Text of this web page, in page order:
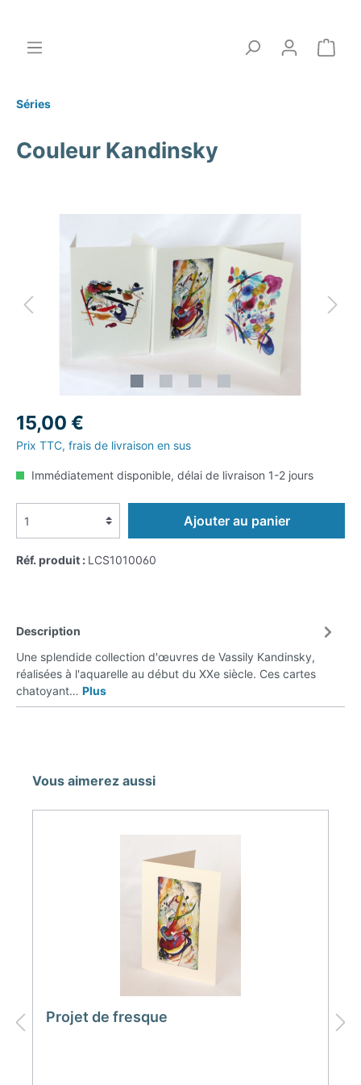
Séries
Couleur Kandinsky
15,00 €
Prix TTC, frais de livraison en sus
Immédiatement disponible, délai de livraison 1-2 jours
Ajouter au panier
Réf. produit : LCS1010060
Description
Une splendide collection d'œuvres de Vassily Kandinsky,
réalisées à l'aquarelle au début du XXe siècle. Ces cartes
chatoyant… Plus
Vous aimerez aussi
Projet de fresque